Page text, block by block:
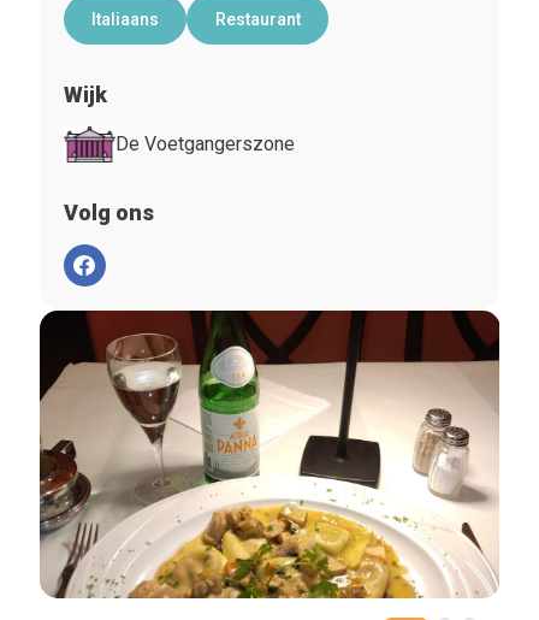
Italiaans Restaurant
Wijk
De Voetgangerszone
Volg ons